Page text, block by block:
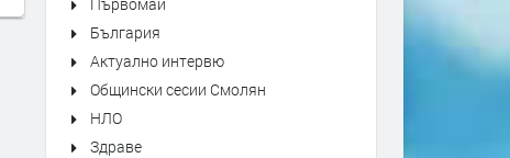
България
Актуално интервю
Общински сесии Смолян
НЛО
Здраве